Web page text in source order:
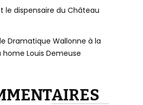
le dispensaire du Château
Dramatique Wallonne à la
home Louis Demeuse